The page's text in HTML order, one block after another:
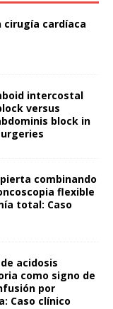
cirugía cardíaca
intercostal
versus
block in
combinando
flexible
total: Caso
acidosis
como signo de
por
Caso clínico